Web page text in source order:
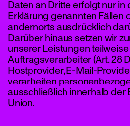
Daten an Dritte erfolgt nur in
Erklärung genannten Fällen
andernorts ausdrücklich
Darüber hinaus setzen wir
unserer Leistungen
Auftragsverarbeiter (Art. 28
Hostprovider, E-Mail-
verarbeiten
ausschließlich innerhalb der
Union.